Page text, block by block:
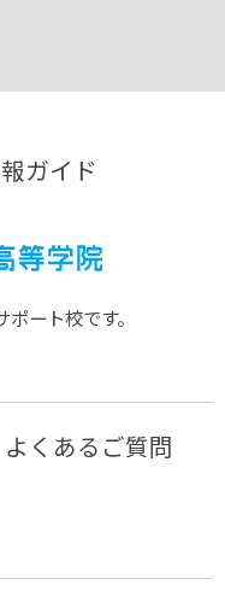
ガイド
ート校です。
よくあるご質問